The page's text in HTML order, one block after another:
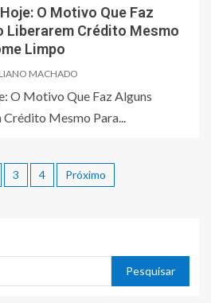
O Motivo Que Faz
Liberarem Crédito Mesmo
Limpo
MACHADO
O Motivo Que Faz Alguns
Mesmo Para...
3 4 Próximo
Pesquisar